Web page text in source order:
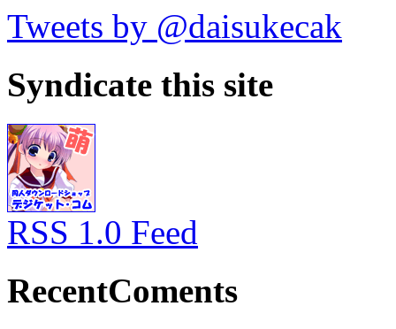
Tweets by @daisukecak
Syndicate this site
RSS 1.0 Feed
RecentComents